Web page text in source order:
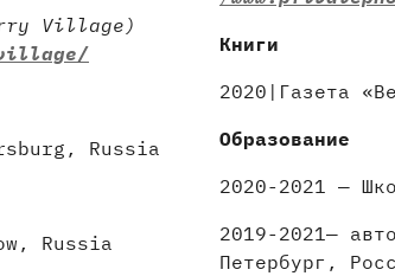
Village)
village/
Russia
Russia
Книги
2020|Газета
Образование
2020-2021 —
2019-2021—
Петербург,